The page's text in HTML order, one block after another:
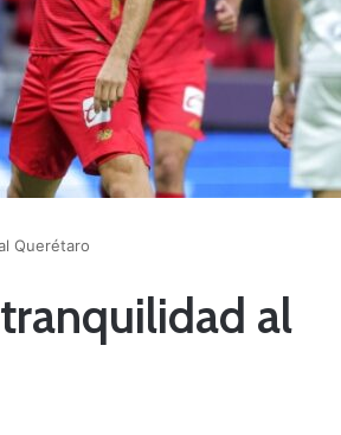
Querétaro
al